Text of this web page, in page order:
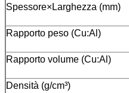
Spessore×Larghezza (mm)
Rapporto peso (Cu:Al)
Rapporto volume (Cu:Al)
Densità (g/cm³)